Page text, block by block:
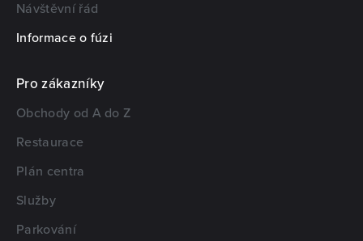
Návštěvní řád
Informace o fúzi
Pro zákazníky
Obchody od A do Z
Restaurace
Plán centra
Služby
Parkování